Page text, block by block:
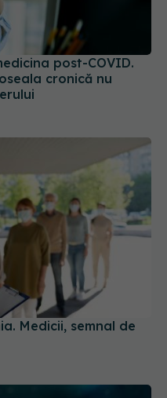
post-COVID.
cronică nu
Medicii, semnal de